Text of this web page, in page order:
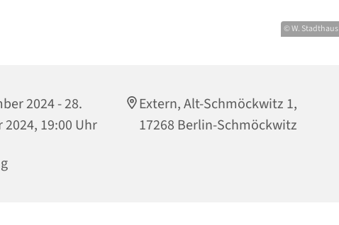
© W. Stadthaus
2024 - 28.
19:00 Uhr
Extern, Alt-Schmöckwitz 1,
17268 Berlin-Schmöckwitz